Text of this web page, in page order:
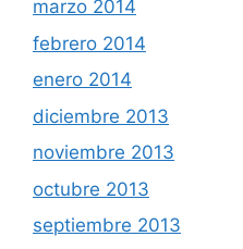
marzo 2014
febrero 2014
enero 2014
diciembre 2013
noviembre 2013
octubre 2013
septiembre 2013